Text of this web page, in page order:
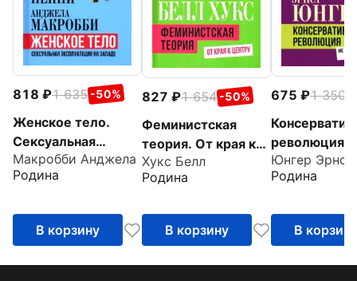
818 1 635 -50%
Женское тело.
Сексуальная
эксплуатация на
Западе
Макробби Анджела
Родина
В корзину
827 1 654 -50%
Феминистская
теория. От края к
центру
Хукс Белл
Родина
В корзину
675 1 350
революция.
изменяя
изменить все
Юнгер Эрнст
Родина
В корзину